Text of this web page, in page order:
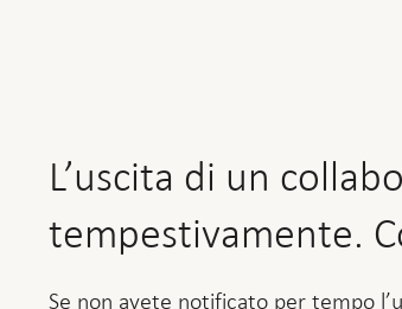
L’uscita di un
tempestivamente.
Se non avete notificato per tempo